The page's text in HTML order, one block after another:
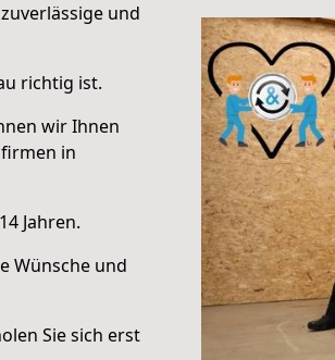
und
richtig ist.
wir Ihnen
in
Jahren.
Wünsche und
Sie sich erst